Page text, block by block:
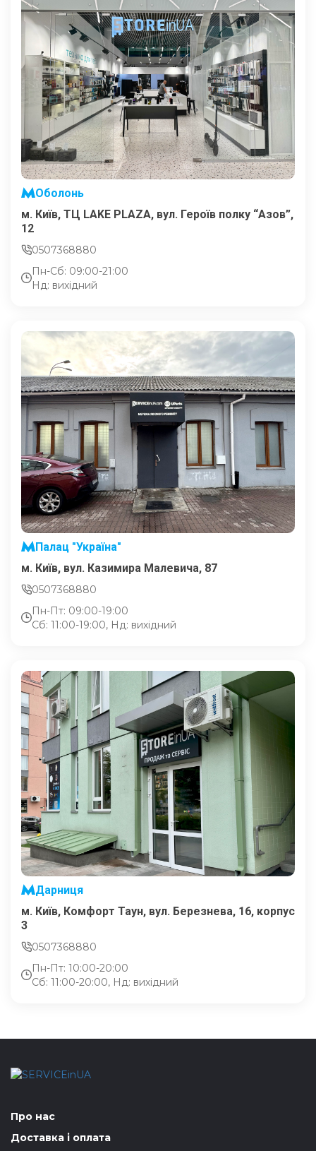
Оболонь
м. Київ, ТЦ LAKE PLAZA, вул. Героїв полку “Азов”,
12
0507368880
Пн-Сб: 09:00-21:00
Нд: вихідний
Палац "Україна"
м. Київ, вул. Казимира Малевича, 87
0507368880
Пн-Пт: 09:00-19:00
Сб: 11:00-19:00, Нд: вихідний
Дарниця
м. Київ, Комфорт Таун, вул. Березнева, 16, корпус
3
0507368880
Пн-Пт: 10:00-20:00
Сб: 11:00-20:00, Нд: вихідний
Про нас
Доставка і оплата